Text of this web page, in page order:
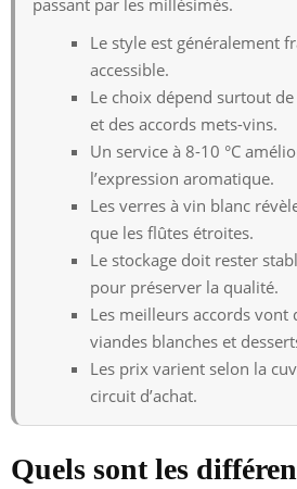
Le style est généralement
accessible.
Le choix dépend surtout
et des accords mets-vins.
Un service à 8-10 °C
l’expression aromatique.
Les verres à vin blanc
que les flûtes étroites.
Le stockage doit rester
pour préserver la qualité.
Les meilleurs accords vont
viandes blanches et
Les prix varient selon la
circuit d’achat.
Quels sont les